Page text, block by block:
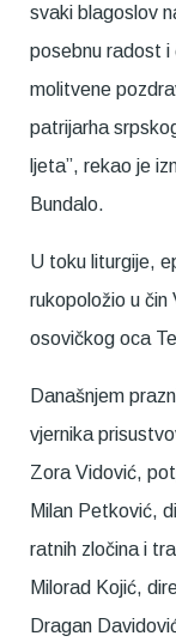
svaki blagoslov
posebnu radost i
molitvene
patrijarha
ljeta”, rekao je
Bundalo.
U toku liturgije,
rukopoložio u
osovičkog oca
Današnjem
vjernika
Zora Vidović,
Milan Petković,
ratnih zločina i
Milorad Kojić,
Dragan